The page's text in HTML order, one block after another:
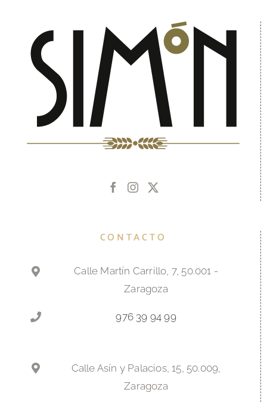
CONTACTO
Calle Martín Carrillo, 7, 50.001 -
Zaragoza
976 39 94 99
Calle Asín y Palacios, 15, 50.009,
Zaragoza